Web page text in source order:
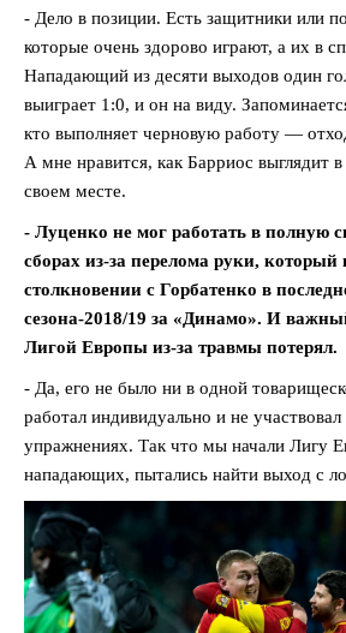
- Дело в позиции. Есть защитники или
которые очень здорово играют, а их в
Нападающий из десяти выходов один
выиграет 1:0, и он на виду.
кто выполняет черновую работу —
А мне нравится, как Барриос выглядит
своем месте.
- Луценко не мог работать в полную
сборах из-за перелома руки, который
столкновении с Горбатенко в
сезона-2018/19 за «Динамо». И
Лигой Европы из-за травмы потерял.
- Да, его не было ни в одной
работал индивидуально и не
упражнениях. Так что мы начали Лигу
нападающих, пытались найти выход с